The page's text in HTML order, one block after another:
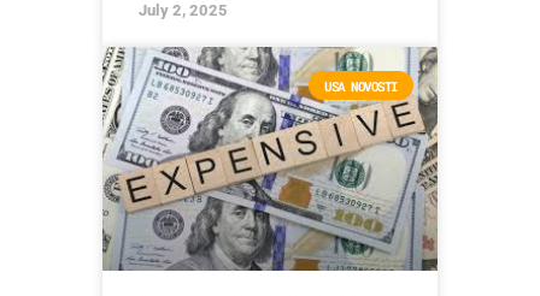
July 2, 2025
USA NOVOSTI